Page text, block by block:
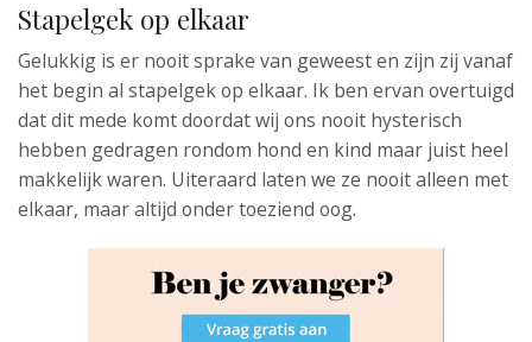
Stapelgek op elkaar
Gelukkig is er nooit sprake van geweest en zijn zij vanaf
het begin al stapelgek op elkaar. Ik ben ervan overtuigd
dat dit mede komt doordat wij ons nooit hysterisch
hebben gedragen rondom hond en kind maar juist heel
makkelijk waren. Uiteraard laten we ze nooit alleen met
elkaar, maar altijd onder toeziend oog.